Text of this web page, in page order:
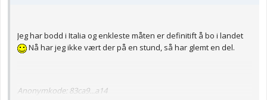
Jeg har bodd i Italia og enkleste måten er definitift å bo i landet
Nå har jeg ikke vært der på en stund, så har glemt en del.
Anonymkode: 83ca9...a14